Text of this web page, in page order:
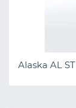
Alaska AL ST